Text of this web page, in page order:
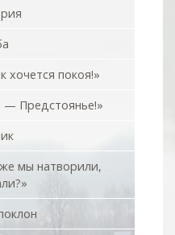
хочется покоя!»
— Предстоянье!»
мы натворили,